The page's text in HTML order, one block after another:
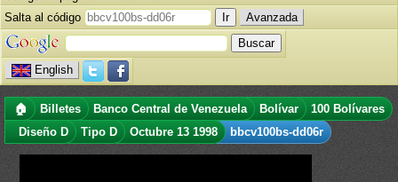
Salta al código
Avanzada
English
🏠 Billetes Banco Central de Venezuela Bolívar
100 Bolívares
Diseño D
Tipo D Octubre 13 1998 bbcv100bs-dd06r